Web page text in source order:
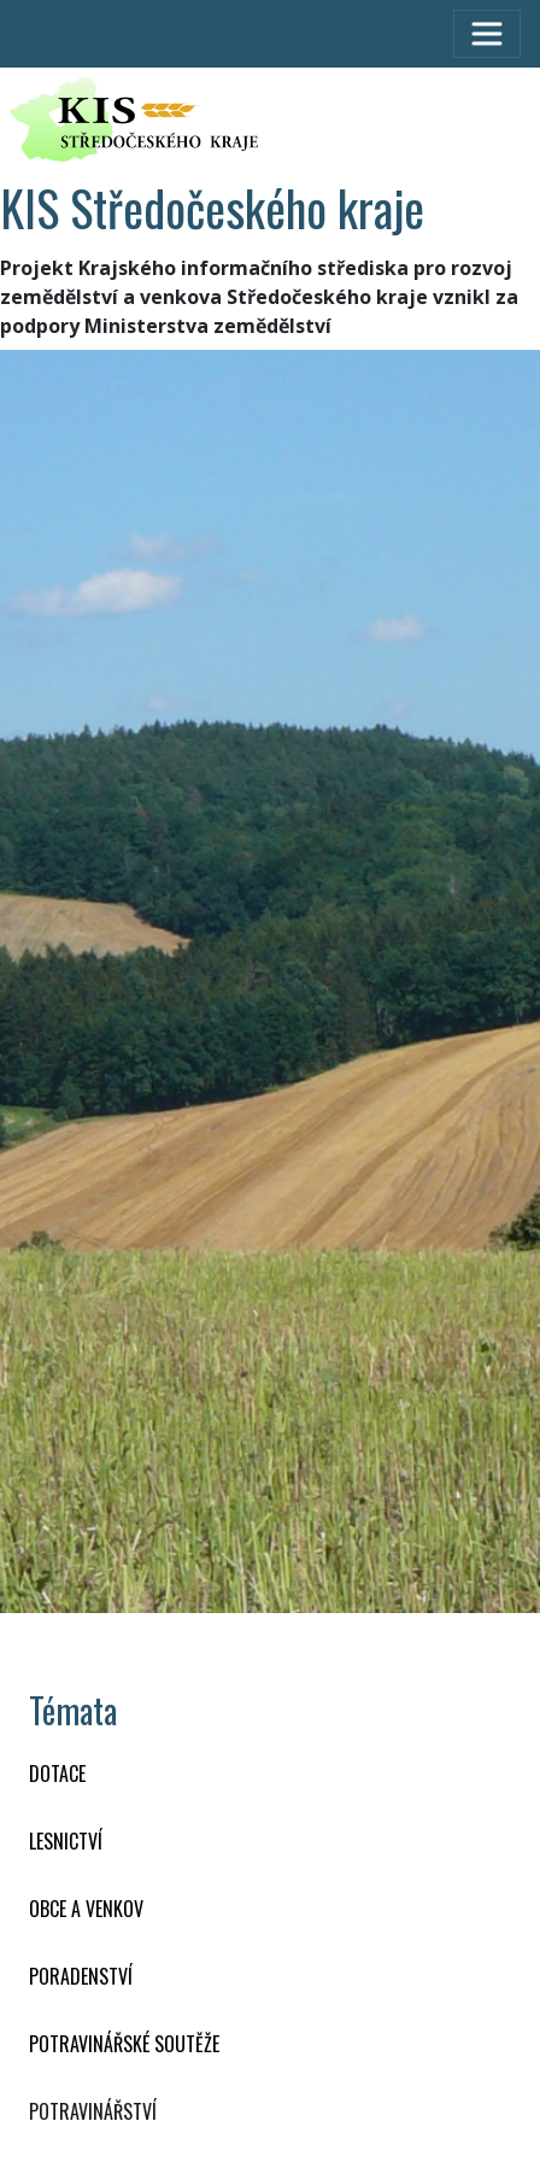
KIS Středočeského kraje
Projekt Krajského informačního střediska pro rozvoj
zemědělství a venkova Středočeského kraje vznikl za
podpory Ministerstva zemědělství
Témata
DOTACE
LESNICTVÍ
OBCE A VENKOV
PORADENSTVÍ
POTRAVINÁŘSKÉ SOUTĚŽE
POTRAVINÁŘSTVÍ